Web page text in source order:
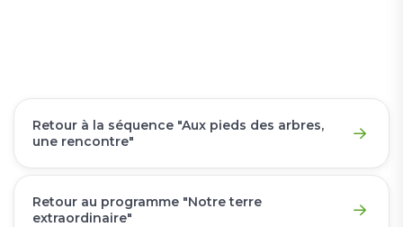
Retour à la séquence "Aux pieds des arbres,
une rencontre"
Retour au programme "Notre terre
extraordinaire"